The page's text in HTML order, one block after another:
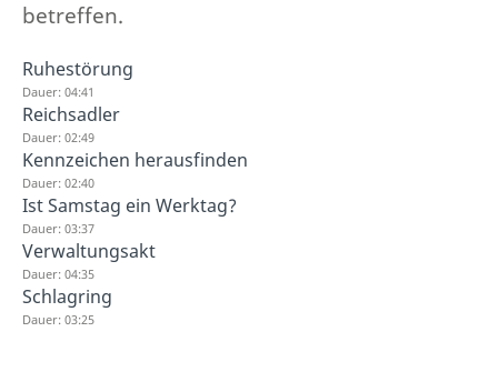
betreffen.
Ruhestörung
Dauer: 04:41
Reichsadler
Dauer: 02:49
Kennzeichen herausfinden
Dauer: 02:40
Ist Samstag ein Werktag?
Dauer: 03:37
Verwaltungsakt
Dauer: 04:35
Schlagring
Dauer: 03:25